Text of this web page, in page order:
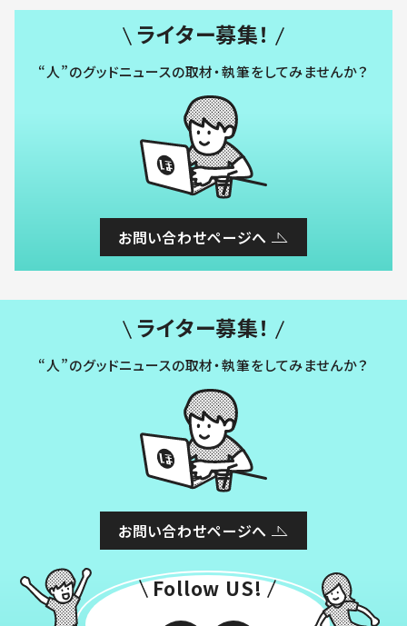
ライター募集！
“人”のグッドニュースの取材・執筆をしてみませんか？
お問い合わせページへ
ライター募集！
“人”のグッドニュースの取材・執筆をしてみませんか？
お問い合わせページへ
Follow US!